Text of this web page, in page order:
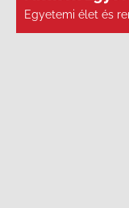
Egyetemi élet és